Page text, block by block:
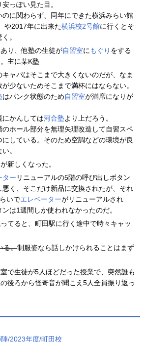
っぽい見た目。
のに関わらず、同年にできた横浜みらい館
や2017年に出来た横浜校2号館に行くとそ
。
り、他塾の生徒が自習室に もぐり をする
主に某K塾
キャパはそこまで大きくないのだが、なま
が少ないためそこまで満杯にはならない。
はパンク状態のため自習室が満席になりが
にかんしては河合塾より上だろう。
のホール部分を無理矢理改造して自習スペ
にしている。そのため空調などの環境が良
。
が新しくなった。
ター リニューアルの5階の呼び出しボタン
悪く、そこだけ新品に交換されたが、それ
いでエレベーターがリニューアルされ
は1週間しか使われなかったのだ。
てると、町田駅に行く途中で時々キャッ
る。制服姿なら話しかけられることはまず
で生徒が5人ほどだった授業で、突然誰も
後ろから怪奇音が聞こえ5人全員振り返っ
/2023年度/町田校